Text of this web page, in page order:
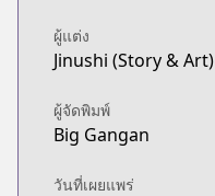
ผู้แต่ง
Jinushi (Story & Art)
ผู้จัดพิมพ์
Big Gangan
วันที่เผยแพร่